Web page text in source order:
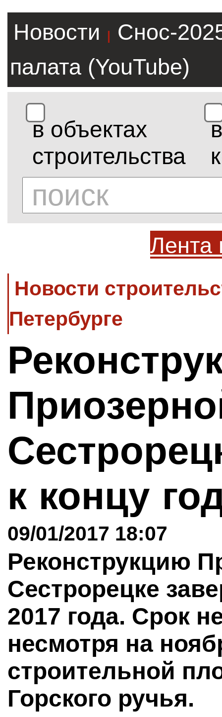
Новости |
Снос-
палата (YouTube)
в объектах
строительства
в
Лента
Новости
Петербурге
к концу
09/01/2017 18:07
Реконструкцию
Сестрорецке
2017 года. Срок
несмотря на
строительной
Горского ручья.